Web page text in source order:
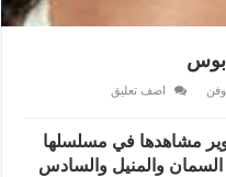
اضف تعليق
مشاهدها في مسلسلها
السمان والمنيل والسادس